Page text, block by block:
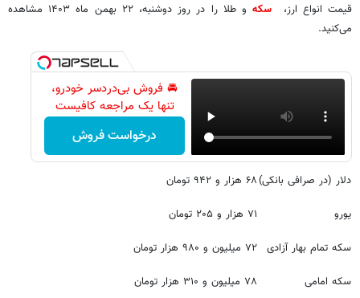
قیمت انواع ارز، سکه
و طلا را در روز دوشنبه، ۲۲ بهمن ماه ۱۴۰۳ مشاهده
می‌کنید.
🚘 فروش بی‌دردسر خودرو،
تنها یک مراجعه کافیست
درخواست فروش
دلار (در صرافی بانکی)۶۸ هزار و ۹۴۲ تومان
یورو ۷۱ هزار و ۲۰۵ تومان
سکه تمام بهار آزادی ۷۲ میلیون و ۹۸۰ هزار تومان
سکه امامی ۷۸ میلیون و ۳۱۰ هزار تومان